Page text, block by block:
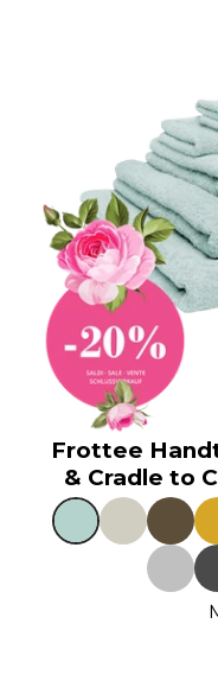
Frottee
& Cradle to